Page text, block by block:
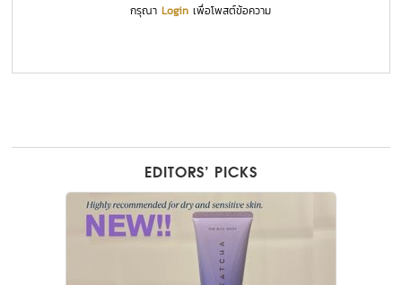
กรุณาLogin เพื่อโพสต์ข้อความ
EDITORS’ PICKS